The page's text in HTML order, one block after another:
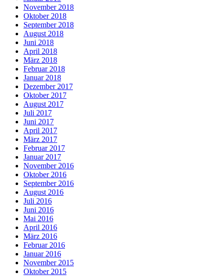
November 2018
Oktober 2018
September 2018
August 2018
Juni 2018
April 2018
März 2018
Februar 2018
Januar 2018
Dezember 2017
Oktober 2017
August 2017
Juli 2017
Juni 2017
April 2017
März 2017
Februar 2017
Januar 2017
November 2016
Oktober 2016
September 2016
August 2016
Juli 2016
Juni 2016
Mai 2016
April 2016
März 2016
Februar 2016
Januar 2016
November 2015
Oktober 2015